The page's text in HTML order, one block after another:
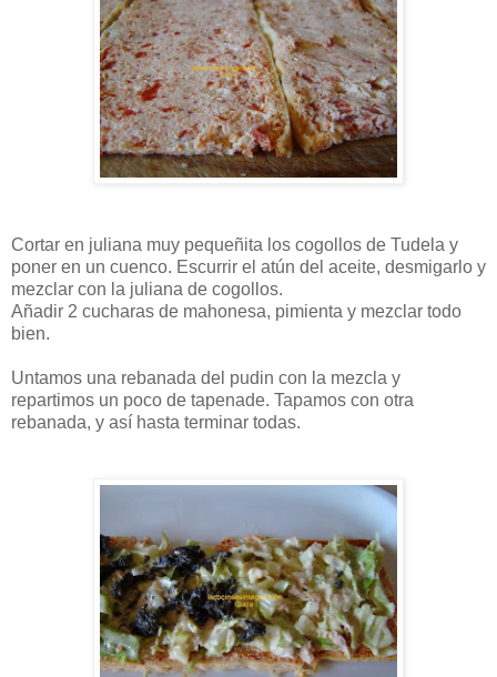
Cortar en juliana muy pequeñita los cogollos de Tudela y
poner en un cuenco. Escurrir el atún del aceite, desmigarlo y
mezclar con la juliana de cogollos.
Añadir 2 cucharas de mahonesa, pimienta y mezclar todo
bien.
Untamos una rebanada del pudin con la mezcla y
repartimos un poco de tapenade. Tapamos con otra
rebanada, y así hasta terminar todas.